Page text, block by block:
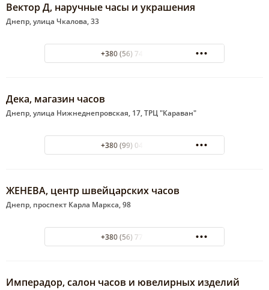
Вектор Д, наручные часы и украшения
Днепр, улица Чкалова, 33
+380 (56) 744-45-06
Дека, магазин часов
Днепр, улица Нижнеднепровская, 17, ТРЦ "Караван"
+380 (99) 047-42-91
ЖЕНЕВА, центр швейцарских часов
Днепр, проспект Карла Маркса, 98
+380 (56) 778-28-22
Имперадор, салон часов и ювелирных изделий